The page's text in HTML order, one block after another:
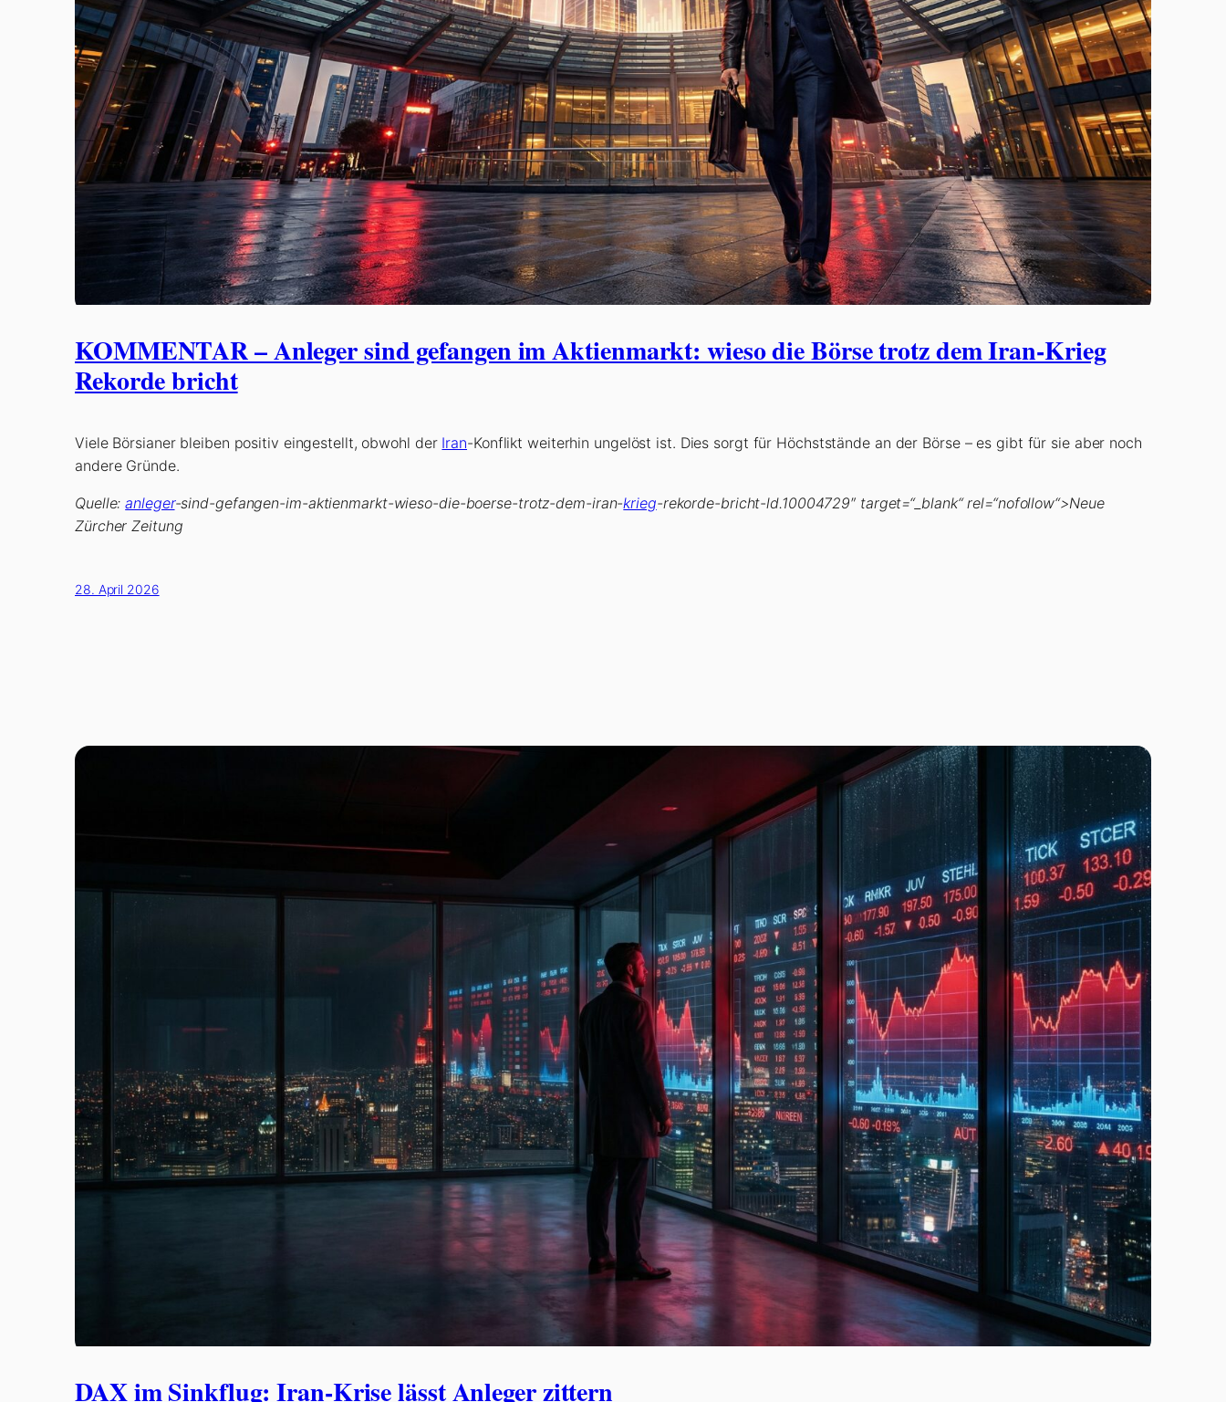
KOMMENTAR – Anleger sind gefangen im Aktienmarkt: wieso die Börse trotz dem Iran-Krieg
Rekorde bricht
Viele Börsianer bleiben positiv eingestellt, obwohl der Iran-Konflikt weiterhin ungelöst ist. Dies sorgt für Höchststände an der Börse – es gibt für sie aber noch
andere Gründe.
Quelle:anleger-sind-gefangen-im-aktienmarkt-wieso-die-boerse-trotz-dem-iran-krieg-rekorde-bricht-ld.10004729″ target=“_blank“ rel=“nofollow“>Neue
Zürcher Zeitung
28. April 2026
DAX im Sinkflug: Iran-Krise lässt Anleger zittern